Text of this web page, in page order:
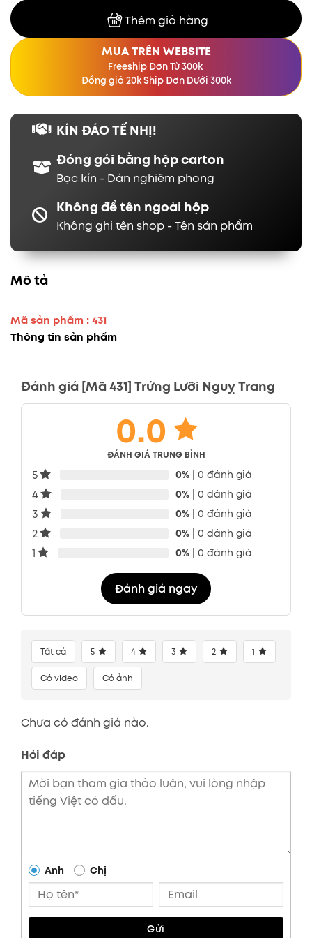
Thêm giỏ hàng
MUA TRÊN WEBSITE
Freeship Đơn Từ 300k
Đồng giá 20k Ship Đơn Dưới 300k
KÍN ĐÁO TẾ NHỊ!
Đóng gói bằng hộp carton
Bọc kín - Dán nghiêm phong
Không để tên ngoài hộp
Không ghi tên shop - Tên sản phẩm
Mô tả
Mã sản phẩm : 431
Thông tin sản phẩm
Đánh giá [Mã 431] Trứng Lưỡi Nguỵ Trang
0.0
ĐÁNH GIÁ TRUNG BÌNH
5 0% | 0 đánh giá
4 0% | 0 đánh giá
3 0% | 0 đánh giá
2 0% | 0 đánh giá
1 0% | 0 đánh giá
Đánh giá ngay
Tất cả 5 4 3 2 1
Có video Có ảnh
Chưa có đánh giá nào.
Hỏi đáp
Anh Chị
Gửi